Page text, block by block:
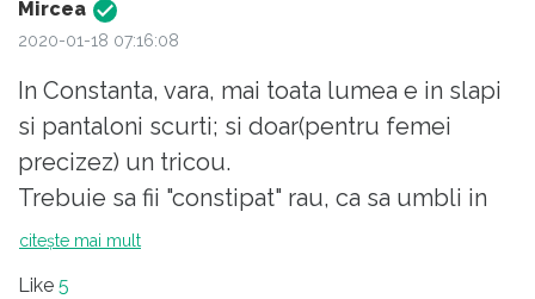
Mircea
2020-01-18 07:16:08
In Constanta, vara, mai toata lumea e in slapi
si pantaloni scurti; si doar(pentru femei
precizez) un tricou.
Trebuie sa fii "constipat" rau, ca sa umbli in
costum si pantofi lustruiti. Se uita lumea la
citește mai mult
Like 5